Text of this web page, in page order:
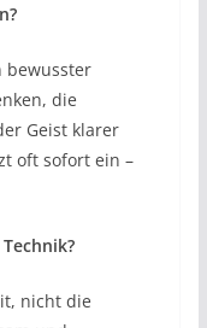
bewusster
die
Geist klarer
oft sofort ein –
nicht die